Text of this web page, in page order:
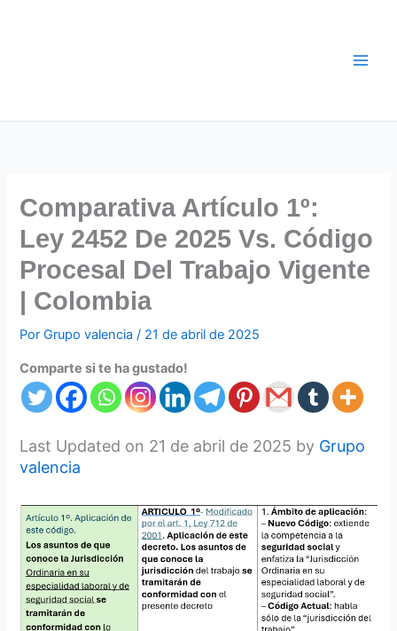
Comparativa Artículo 1º:
Ley 2452 De 2025 Vs. Código
Procesal Del Trabajo Vigente
| Colombia
PorGrupo valencia/ 21 de abril de 2025
Comparte si te ha gustado!
Last Updated on 21 de abril de 2025 by Grupo
valencia